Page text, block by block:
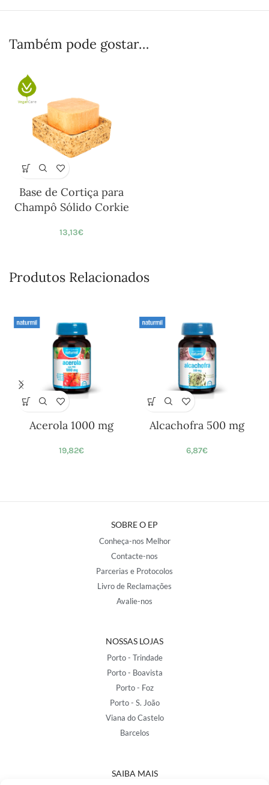
Também pode gostar…
Base de Cortiça para
Champô Sólido Corkie
13,13€
Produtos Relacionados
Acerola 1000 mg
19,82€
Alcachofra 500 mg
6,87€
SOBRE O EP
Conheça-nos Melhor
Contacte-nos
Parcerias e Protocolos
Livro de Reclamações
Avalie-nos
NOSSAS LOJAS
Porto - Trindade
Porto - Boavista
Porto - Foz
Porto - S. João
Viana do Castelo
Barcelos
SAIBA MAIS